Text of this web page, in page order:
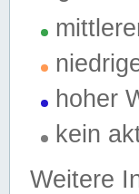
hoher
kein
Weitere